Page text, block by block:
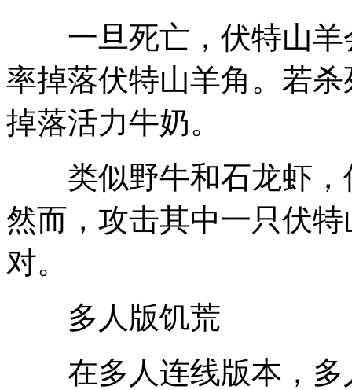
一旦死亡，伏特山羊
率掉落伏特山羊角。若
掉落活力牛奶。
类似野牛和石龙虾，
然而，攻击其中一只伏
对。
多人版饥荒
在多人连线版本，多